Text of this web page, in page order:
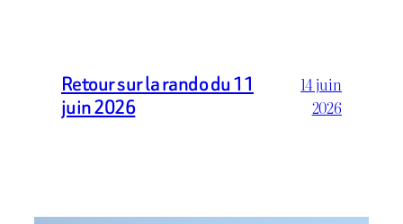
Retour sur la rando du 11
juin 2026
14 juin
2026